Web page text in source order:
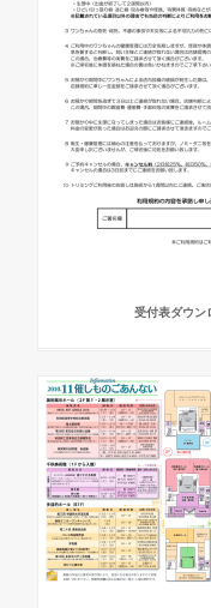
受付表ダウン